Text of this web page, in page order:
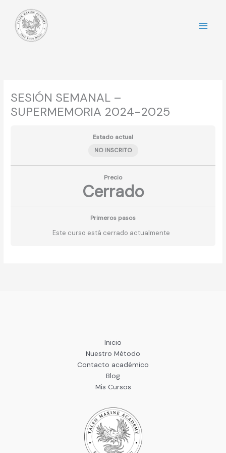
contenido
SESIÓN SEMANAL –
SUPERMEMORIA 2024-2025
Estado actual
NO INSCRITO
Precio
Cerrado
Primeros pasos
Este curso está cerrado actualmente
Inicio
Nuestro Método
Contacto académico
Blog
Mis Cursos